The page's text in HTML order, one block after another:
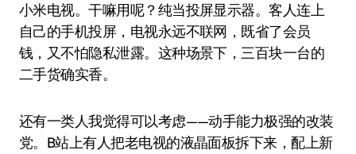
小米电视。干嘛用呢？纯当投屏显示器。客人连上
自己的手机投屏，电视永远不联网，既省了会员
钱，又不怕隐私泄露。这种场景下，三百块一台的
二手货确实香。
还有一类人我觉得可以考虑——动手能力极强的改装
党。B站上有人把老电视的液晶面板拆下来，配上新